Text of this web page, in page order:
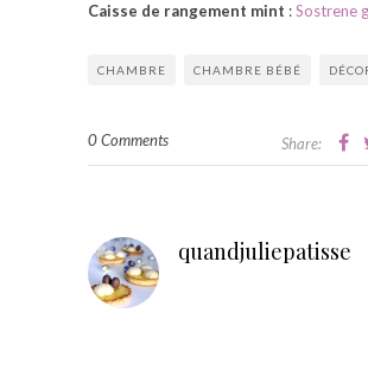
Caisse de rangement mint :Sostrene
CHAMBRE CHAMBRE BÉBÉ
0 Comments Share:
quandjuliepatisse